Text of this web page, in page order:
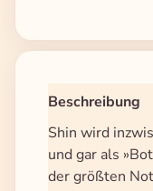
Beschreibung
Shin wird
und gar als
der größten